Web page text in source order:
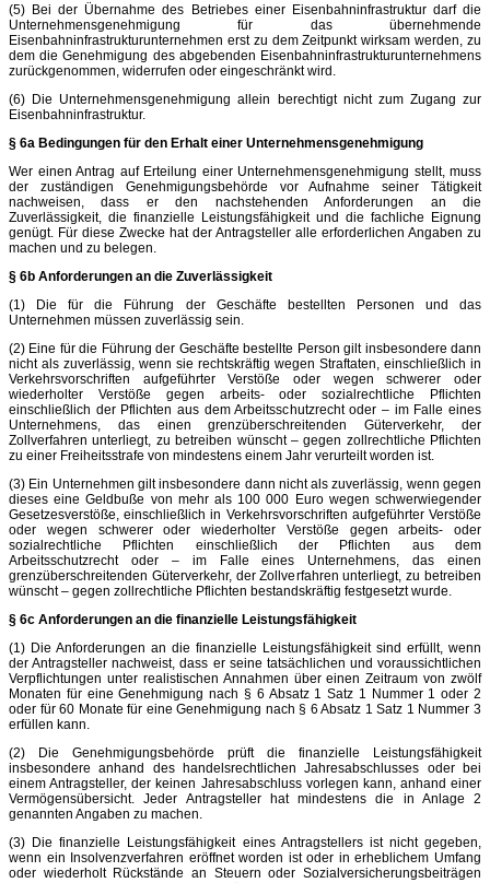
(5) Bei der Übernahme des Betriebes einer Eisenbahninfrastruktur darf die
Unternehmensgenehmigung für das übernehmende
Eisenbahninfrastrukturunternehmen erst zu dem Zeitpunkt wirksam werden, zu
dem die Genehmigung des abgebenden Eisenbahninfrastrukturunternehmens
zurückgenommen, widerrufen oder eingeschränkt wird.
(6) Die Unternehmensgenehmigung allein berechtigt nicht zum Zugang zur
Eisenbahninfrastruktur.
§ 6a Bedingungen für den Erhalt einer Unternehmensgenehmigung
Wer einen Antrag auf Erteilung einer Unternehmensgenehmigung stellt, muss
der zuständigen Genehmigungsbehörde vor Aufnahme seiner Tätigkeit
nachweisen, dass er den nachstehenden Anforderungen an die
Zuverlässigkeit, die finanzielle Leistungsfähigkeit und die fachliche Eignung
genügt. Für diese Zwecke hat der Antragsteller alle erforderlichen Angaben zu
machen und zu belegen.
§ 6b Anforderungen an die Zuverlässigkeit
(1) Die für die Führung der Geschäfte bestellten Personen und das
Unternehmen müssen zuverlässig sein.
(2) Eine für die Führung der Geschäfte bestellte Person gilt insbesondere dann
nicht als zuverlässig, wenn sie rechtskräftig wegen Straftaten, einschließlich in
Verkehrsvorschriften aufgeführter Verstöße oder wegen schwerer oder
wiederholter Verstöße gegen arbeits- oder sozialrechtliche Pflichten
einschließlich der Pflichten aus dem Arbeitsschutzrecht oder – im Falle eines
Unternehmens, das einen grenzüberschreitenden Güterverkehr, der
Zollverfahren unterliegt, zu betreiben wünscht – gegen zollrechtliche Pflichten
zu einer Freiheitsstrafe von mindestens einem Jahr verurteilt worden ist.
(3) Ein Unternehmen gilt insbesondere dann nicht als zuverlässig, wenn gegen
dieses eine Geldbuße von mehr als 100 000 Euro wegen schwerwiegender
Gesetzesverstöße, einschließlich in Verkehrsvorschriften aufgeführter Verstöße
oder wegen schwerer oder wiederholter Verstöße gegen arbeits- oder
sozialrechtliche Pflichten einschließlich der Pflichten aus dem
Arbeitsschutzrecht oder – im Falle eines Unternehmens, das einen
grenzüberschreitenden Güterverkehr, der Zollverfahren unterliegt, zu betreiben
wünscht – gegen zollrechtliche Pflichten bestandskräftig festgesetzt wurde.
§ 6c Anforderungen an die finanzielle Leistungsfähigkeit
(1) Die Anforderungen an die finanzielle Leistungsfähigkeit sind erfüllt, wenn
der Antragsteller nachweist, dass er seine tatsächlichen und voraussichtlichen
Verpflichtungen unter realistischen Annahmen über einen Zeitraum von zwölf
Monaten für eine Genehmigung nach § 6 Absatz 1 Satz 1 Nummer 1 oder 2
oder für 60 Monate für eine Genehmigung nach § 6 Absatz 1 Satz 1 Nummer 3
erfüllen kann.
(2) Die Genehmigungsbehörde prüft die finanzielle Leistungsfähigkeit
insbesondere anhand des handelsrechtlichen Jahresabschlusses oder bei
einem Antragsteller, der keinen Jahresabschluss vorlegen kann, anhand einer
Vermögensübersicht. Jeder Antragsteller hat mindestens die in Anlage 2
genannten Angaben zu machen.
(3) Die finanzielle Leistungsfähigkeit eines Antragstellers ist nicht gegeben,
wenn ein Insolvenzverfahren eröffnet worden ist oder in erheblichem Umfang
oder wiederholt Rückstände an Steuern oder Sozialversicherungsbeiträgen